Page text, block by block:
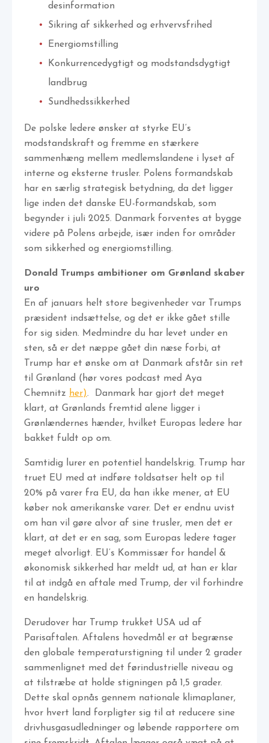
desinformation
Sikring af sikkerhed og erhvervsfrihed
Energiomstilling
Konkurrencedygtigt og modstandsdygtigt
landbrug
Sundhedssikkerhed
De polske ledere ønsker at styrke EU’s
modstandskraft og fremme en stærkere
sammenhæng mellem medlemslandene i lyset af
interne og eksterne trusler. Polens formandskab
har en særlig strategisk betydning, da det ligger
lige inden det danske EU-formandskab, som
begynder i juli 2025. Danmark forventes at bygge
videre på Polens arbejde, især inden for områder
som sikkerhed og energiomstilling.
Donald Trumps ambitioner om Grønland skaber
uro
En af januars helt store begivenheder var Trumps
præsident indsættelse, og det er ikke gået stille
for sig siden. Medmindre du har levet under en
sten, så er det næppe gået din næse forbi, at
Trump har et ønske om at Danmark afstår sin ret
til Grønland (hør vores podcast med Aya
Chemnitz her). Danmark har gjort det meget
klart, at Grønlands fremtid alene ligger i
Grønlændernes hænder, hvilket Europas ledere har
bakket fuldt op om.
Samtidig lurer en potentiel handelskrig. Trump har
truet EU med at indføre toldsatser helt op til
20% på varer fra EU, da han ikke mener, at EU
køber nok amerikanske varer. Det er endnu uvist
om han vil gøre alvor af sine trusler, men det er
klart, at det er en sag, som Europas ledere tager
meget alvorligt. EU’s Kommissær for handel &
økonomisk sikkerhed har meldt ud, at han er klar
til at indgå en aftale med Trump, der vil forhindre
en handelskrig.
Derudover har Trump trukket USA ud af
Parisaftalen. Aftalens hovedmål er at begrænse
den globale temperaturstigning til under 2 grader
sammenlignet med det førindustrielle niveau og
at tilstræbe at holde stigningen på 1,5 grader.
Dette skal opnås gennem nationale klimaplaner,
hvor hvert land forpligter sig til at reducere sine
drivhusgasudledninger og løbende rapportere om